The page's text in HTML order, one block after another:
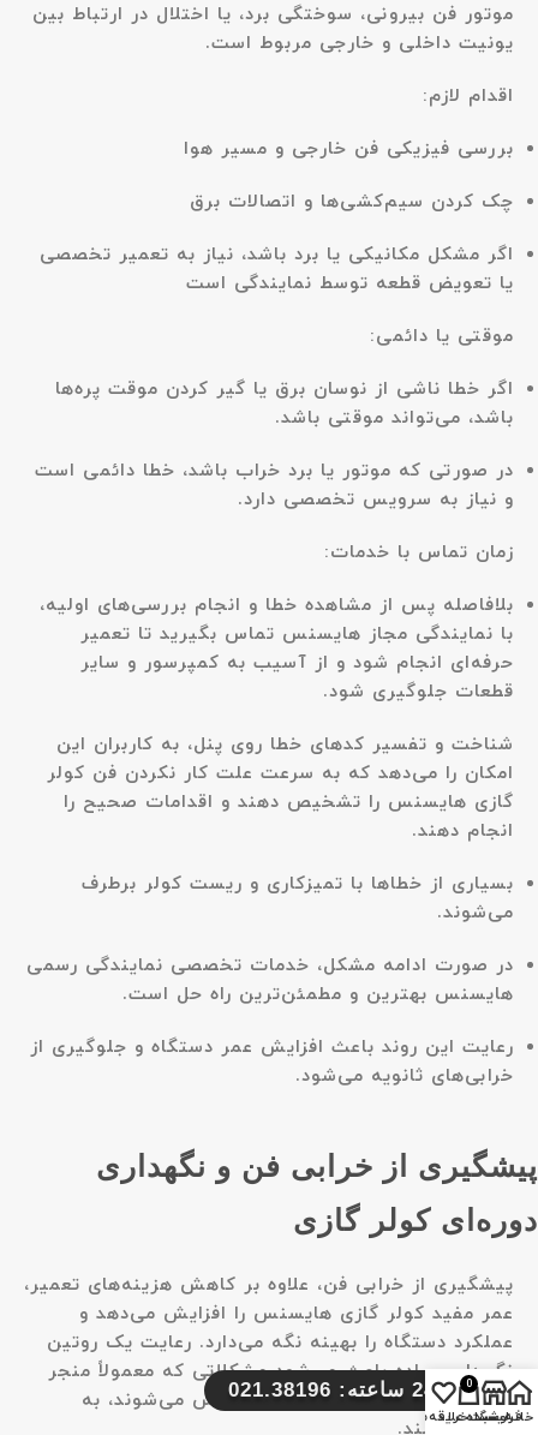
موتور فن بیرونی، سوختگی برد، یا اختلال در ارتباط بین
یونیت داخلی و خارجی مربوط است.
اقدام لازم:
بررسی فیزیکی فن خارجی و مسیر هوا
چک کردن سیم‌کشی‌ها و اتصالات برق
اگر مشکل مکانیکی یا برد باشد، نیاز به تعمیر تخصصی
یا تعویض قطعه توسط نمایندگی است
موقتی یا دائمی:
اگر خطا ناشی از نوسان برق یا گیر کردن موقت پره‌ها
باشد، می‌تواند موقتی باشد.
در صورتی که موتور یا برد خراب باشد، خطا دائمی است
و نیاز به سرویس تخصصی دارد.
زمان تماس با خدمات:
بلافاصله پس از مشاهده خطا و انجام بررسی‌های اولیه،
با نمایندگی مجاز هایسنس تماس بگیرید تا تعمیر
حرفه‌ای انجام شود و از آسیب به کمپرسور و سایر
قطعات جلوگیری شود.
شناخت و تفسیر کدهای خطا روی پنل، به کاربران این
امکان را می‌دهد که به سرعت علت کار نکردن فن کولر
گازی هایسنس را تشخیص دهند و اقدامات صحیح را
انجام دهند.
بسیاری از خطاها با تمیزکاری و ریست کولر برطرف
می‌شوند.
در صورت ادامه مشکل، خدمات تخصصی نمایندگی رسمی
هایسنس بهترین و مطمئن‌ترین راه حل است.
رعایت این روند باعث افزایش عمر دستگاه و جلوگیری از
خرابی‌های ثانویه می‌شود.
پیشگیری از خرابی فن و نگهداری
دوره‌ای کولر گازی
پیشگیری از خرابی فن، علاوه بر کاهش هزینه‌های تعمیر،
عمر مفید کولر گازی هایسنس را افزایش می‌دهد و
عملکرد دستگاه را بهینه نگه می‌دارد. رعایت یک روتین
نگهداری ساده باعث می‌شود مشکلاتی که معمولاً منجر
به کار نکردن فن کولر گازی هایسنس می‌شوند، به
حداقل برسند.
تماس 24 ساعته: 021.38196
خانه
فروشگاه
0
سبد خرید
لیست علاقه‌مندی‌ها